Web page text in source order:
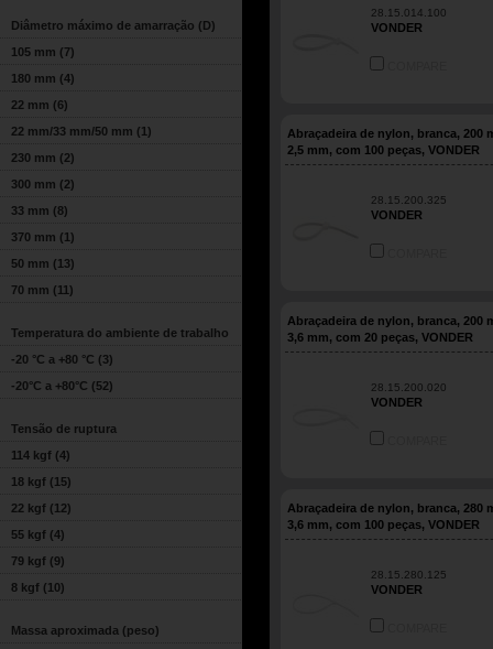
Diâmetro máximo de amarração (D)
105 mm (7)
180 mm (4)
22 mm (6)
22 mm/33 mm/50 mm (1)
230 mm (2)
300 mm (2)
33 mm (8)
370 mm (1)
50 mm (13)
70 mm (11)
Temperatura do ambiente de trabalho
-20 °C a +80 °C (3)
-20°C a +80°C (52)
Tensão de ruptura
114 kgf (4)
18 kgf (15)
22 kgf (12)
55 kgf (4)
79 kgf (9)
8 kgf (10)
Massa aproximada (peso)
28.15.014.100
VONDER
Abraçadeira de nylon, branca, 200
2,5 mm, com 100 peças, VONDER
28.15.200.325
VONDER
Abraçadeira de nylon, branca, 200
3,6 mm, com 20 peças, VONDER
28.15.200.020
VONDER
Abraçadeira de nylon, branca, 280
3,6 mm, com 100 peças, VONDER
28.15.280.125
VONDER